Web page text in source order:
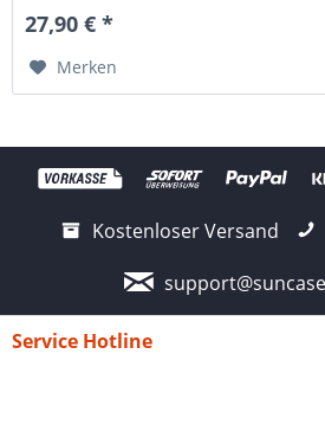
27,90 € *
Merken
Kostenloser Versand
Service Hotline